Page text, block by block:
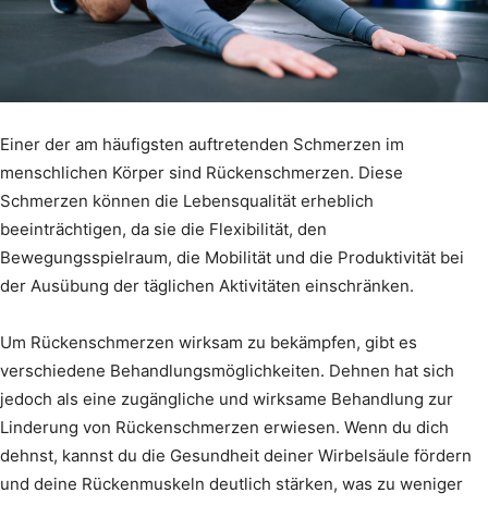
Einer der am häufigsten auftretenden Schmerzen im
menschlichen Körper sind Rückenschmerzen. Diese
Schmerzen können die Lebensqualität erheblich
beeinträchtigen, da sie die Flexibilität, den
Bewegungsspielraum, die Mobilität und die Produktivität bei
der Ausübung der täglichen Aktivitäten einschränken.
Um Rückenschmerzen wirksam zu bekämpfen, gibt es
verschiedene Behandlungsmöglichkeiten. Dehnen hat sich
jedoch als eine zugängliche und wirksame Behandlung zur
Linderung von Rückenschmerzen erwiesen. Wenn du dich
dehnst, kannst du die Gesundheit deiner Wirbelsäule fördern
und deine Rückenmuskeln deutlich stärken, was zu weniger